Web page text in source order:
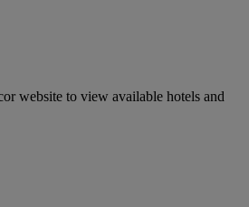
website to view available hotels and